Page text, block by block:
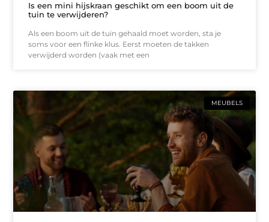
Is een mini hijskraan geschikt om een boom uit de
tuin te verwijderen?
Als een boom uit de tuin gehaald moet worden, sta je
soms voor een flinke klus. Eerst moeten de takken
verwijderd worden (vaak met een
MEUBELS